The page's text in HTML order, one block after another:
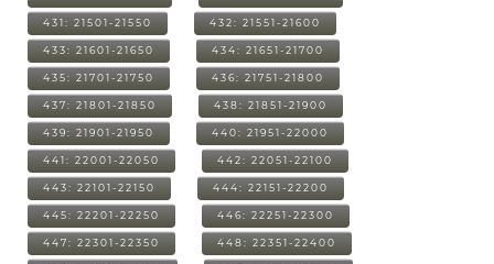
431: 21501-21550 432: 21551-21600
433: 21601-21650 434: 21651-21700
435: 21701-21750 436: 21751-21800
437: 21801-21850 438: 21851-21900
439: 21901-21950 440: 21951-22000
441: 22001-22050 442: 22051-22100
443: 22101-22150 444: 22151-22200
445: 22201-22250 446: 22251-22300
447: 22301-22350 448: 22351-22400